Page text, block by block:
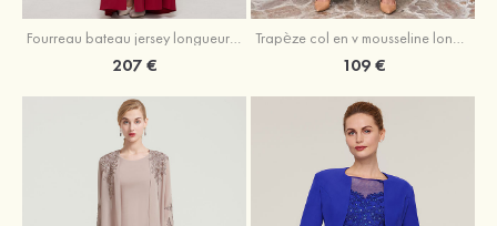
Fourreau bateau jersey longueur ras du sol robe de mère de la mariée avec appliqué fendue
207 €
Trapèze col en v mousseline longueur mollet robe de mère de la mariée avec plissé ceintures
109 €